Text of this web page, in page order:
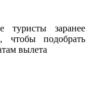
туристы заранее
подобрать
вылета